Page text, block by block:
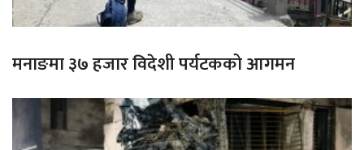
मनाङमा ३७ हजार विदेशी पर्यटकको आगमन